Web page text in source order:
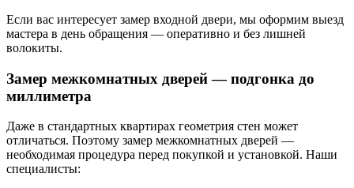
Если вас интересует замер входной двери, мы оформим выезд
мастера в день обращения — оперативно и без лишней
волокиты.
Замер межкомнатных дверей — подгонка до
миллиметра
Даже в стандартных квартирах геометрия стен может
отличаться. Поэтому замер межкомнатных дверей —
необходимая процедура перед покупкой и установкой. Наши
специалисты: